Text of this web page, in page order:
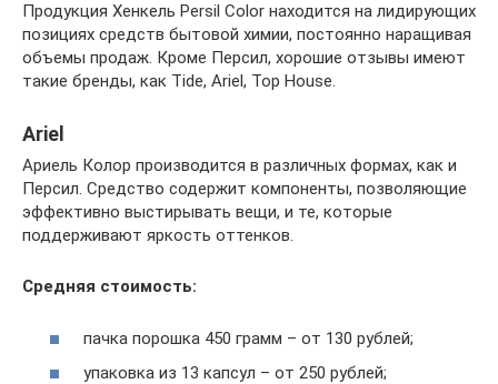
Продукция Хенкель Persil Color находится на лидирующих
позициях средств бытовой химии, постоянно наращивая
объемы продаж. Кроме Персил, хорошие отзывы имеют
такие бренды, как Tide, Ariel, Top House.
Ariel
Ариель Колор производится в различных формах, как и
Персил. Средство содержит компоненты, позволяющие
эффективно выстирывать вещи, и те, которые
поддерживают яркость оттенков.
Средняя стоимость:
пачка порошка 450 грамм – от 130 рублей;
упаковка из 13 капсул – от 250 рублей;